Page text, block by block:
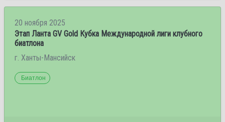
20 ноября 2025
Этап Ланта GV Gold Кубка Международной лиги клубного
биатлона
г. Ханты-Мансийск
Биатлон